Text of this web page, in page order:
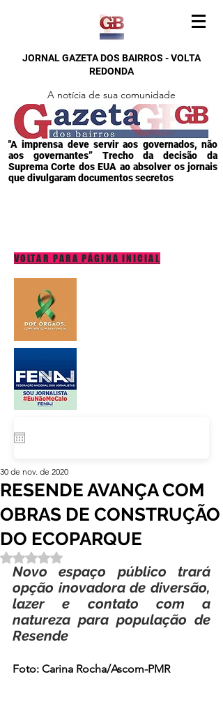
JORNAL GAZETA DOS BAIRROS - VOLTA
REDONDA
A notícia de sua comunidade
"A imprensa deve servir aos governados, não
aos governantes” Trecho da decisão da
Suprema Corte dos EUA ao absolver os jornais
que divulgaram documentos secretos
VOLTAR PARA PÁGINA INICIAL
RESENDE AVANÇA COM
OBRAS DE CONSTRUÇÃO
DO ECOPARQUE
30 de nov. de 2020
Avaliado com NaN de 5 estrelas.
Novo espaço público trará
opção inovadora de diversão,
lazer e contato com a
natureza para população de
Resende
Foto: Carina Rocha/Ascom-PMR